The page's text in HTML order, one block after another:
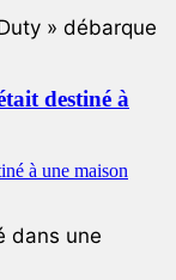
» débarque
destiné à
dans une